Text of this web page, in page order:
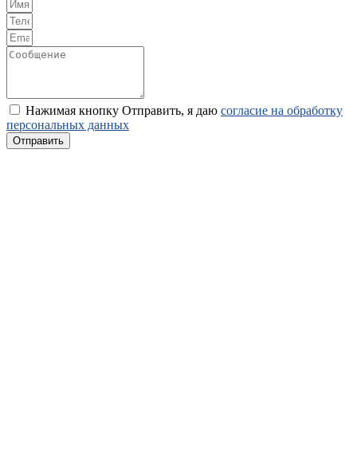
Нажимая кнопку Отправить, я даю согласие на обработку
персональных данных
Отправить